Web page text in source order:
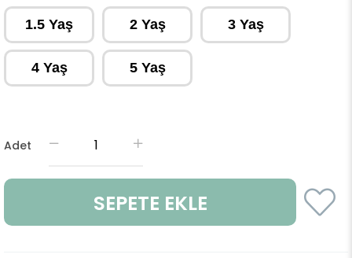
1.5 Yaş 2 Yaş 3 Yaş
4 Yaş 5 Yaş
Adet